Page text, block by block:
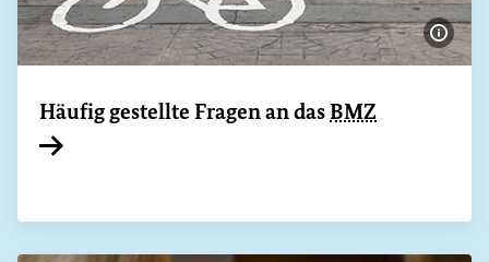
Häufig gestellte Fragen an dasBMZ